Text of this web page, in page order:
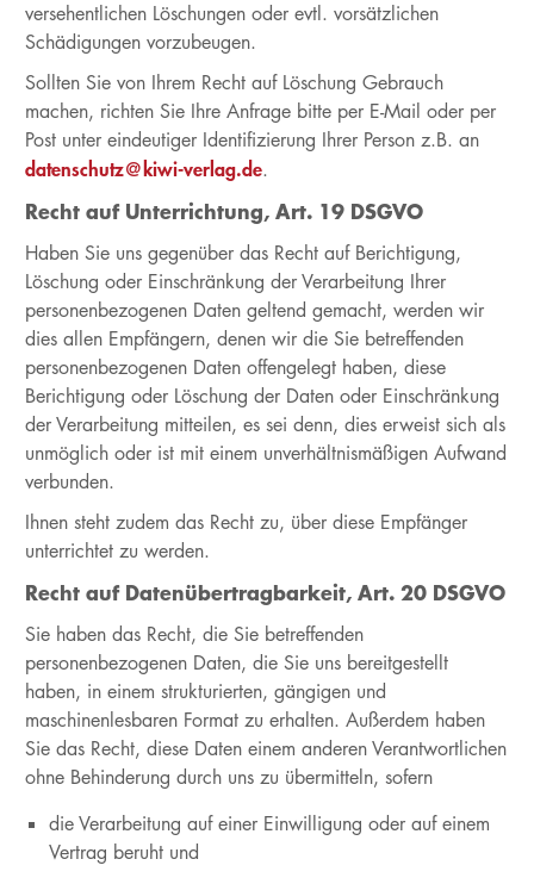
versehentlichen Löschungen oder evtl. vorsätzlichen
Schädigungen vorzubeugen.
Sollten Sie von Ihrem Recht auf Löschung Gebrauch
machen, richten Sie Ihre Anfrage bitte per E-Mail oder per
Post unter eindeutiger Identifizierung Ihrer Person z.B. an
datenschutz@kiwi-verlag.de.
Recht auf Unterrichtung, Art. 19 DSGVO
Haben Sie uns gegenüber das Recht auf Berichtigung,
Löschung oder Einschränkung der Verarbeitung Ihrer
personenbezogenen Daten geltend gemacht, werden wir
dies allen Empfängern, denen wir die Sie betreffenden
personenbezogenen Daten offengelegt haben, diese
Berichtigung oder Löschung der Daten oder Einschränkung
der Verarbeitung mitteilen, es sei denn, dies erweist sich als
unmöglich oder ist mit einem unverhältnismäßigen Aufwand
verbunden.
Ihnen steht zudem das Recht zu, über diese Empfänger
unterrichtet zu werden.
Recht auf Datenübertragbarkeit, Art. 20 DSGVO
Sie haben das Recht, die Sie betreffenden
personenbezogenen Daten, die Sie uns bereitgestellt
haben, in einem strukturierten, gängigen und
maschinenlesbaren Format zu erhalten. Außerdem haben
Sie das Recht, diese Daten einem anderen Verantwortlichen
ohne Behinderung durch uns zu übermitteln, sofern
die Verarbeitung auf einer Einwilligung oder auf einem
Vertrag beruht und